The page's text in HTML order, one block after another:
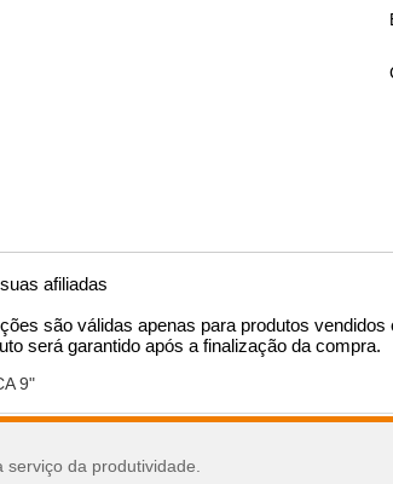
9"
afiliadas
são válidas apenas para produtos
será garantido após a finalização da compra.
serviço da produtividade.